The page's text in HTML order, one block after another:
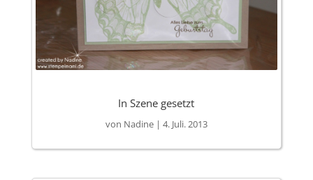
In Szene gesetzt
von Nadine| 4. Juli. 2013